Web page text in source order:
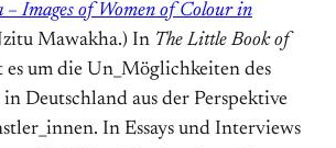
– Images of Women of Colour in
Mawakha.) In The Little Book of
es um die Un_Möglichkeiten des
in Deutschland aus der Perspektive
In Essays und Interviews